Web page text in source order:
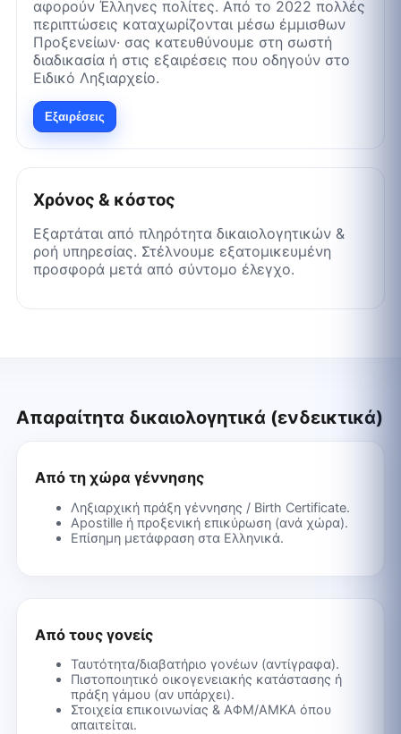
αφορούν Έλληνες πολίτες. Από το 2022 πολλές
περιπτώσεις καταχωρίζονται μέσω έμμισθων
Προξενείων· σας κατευθύνουμε στη σωστή
διαδικασία ή στις εξαιρέσεις που οδηγούν στο
Ειδικό Ληξιαρχείο.
Εξαιρέσεις
Χρόνος & κόστος
Εξαρτάται από πληρότητα δικαιολογητικών &
ροή υπηρεσίας. Στέλνουμε εξατομικευμένη
προσφορά μετά από σύντομο έλεγχο.
Απαραίτητα δικαιολογητικά (ενδεικτικά)
Από τη χώρα γέννησης
Ληξιαρχική πράξη γέννησης / Birth Certificate.
Apostille ή προξενική επικύρωση (ανά χώρα).
Επίσημη μετάφραση στα Ελληνικά.
Από τους γονείς
Ταυτότητα/διαβατήριο γονέων (αντίγραφα).
Πιστοποιητικό οικογενειακής κατάστασης ή
πράξη γάμου (αν υπάρχει).
Στοιχεία επικοινωνίας & ΑΦΜ/ΑΜΚΑ όπου
απαιτείται.